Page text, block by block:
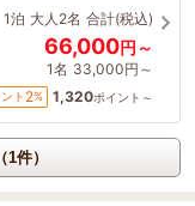
1泊 大人2名 合計(税込)
66,000円～
1名 33,000円～
ト 2% 1,320ポイント～
件）